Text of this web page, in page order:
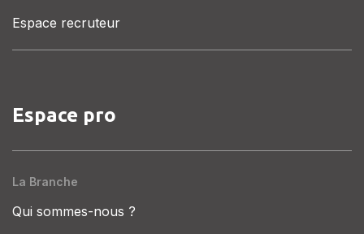
Espace recruteur
Espace pro
La Branche
Qui sommes-nous ?